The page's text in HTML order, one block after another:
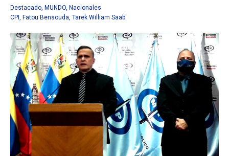
Destacado, MUNDO, Nacionales
CPI , Fatou Bensouda, Tarek William Saab